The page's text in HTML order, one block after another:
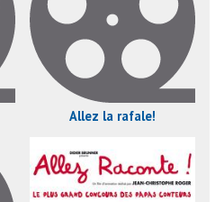
Allez la rafale!